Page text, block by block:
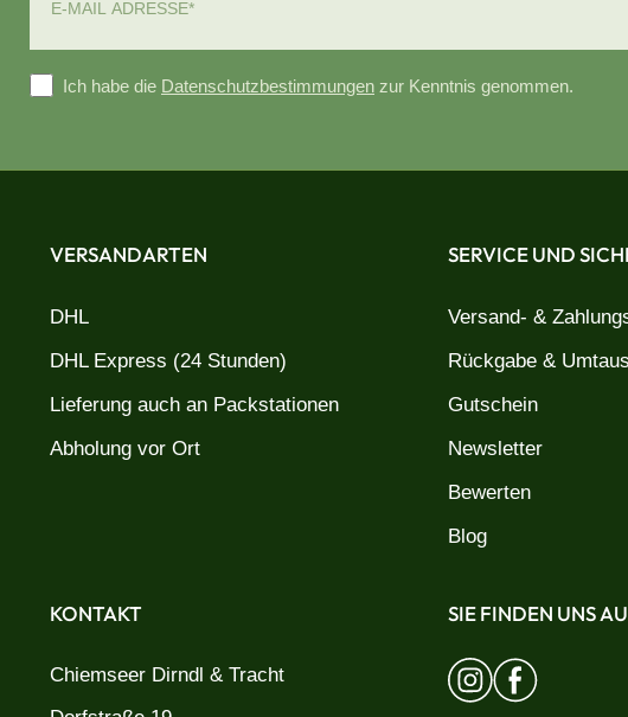
Ich habe die Datenschutzbestimmungen zur Kenntnis genommen.
VERSANDARTEN
DHL
DHL Express (24 Stunden)
Lieferung auch an Packstationen
Abholung vor Ort
SERVICE UND
Versand- &
Rückgabe &
Gutschein
Newsletter
Bewerten
Blog
KONTAKT
Chiemseer Dirndl & Tracht
SIE FINDEN UNS